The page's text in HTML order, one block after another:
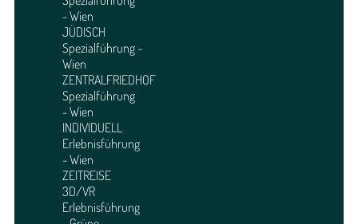
- Wien
JÜDISCH
Spezialführung -
Wien
ZENTRALFRIEDHOF
Spezialführung
- Wien
INDIVIDUELL
Erlebnisführung
- Wien
ZEITREISE
3D/VR
Erlebnisführung